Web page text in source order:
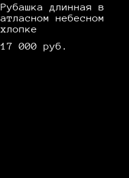
Рубашка длинная в
атласном небесном
хлопке
17 000 pуб.